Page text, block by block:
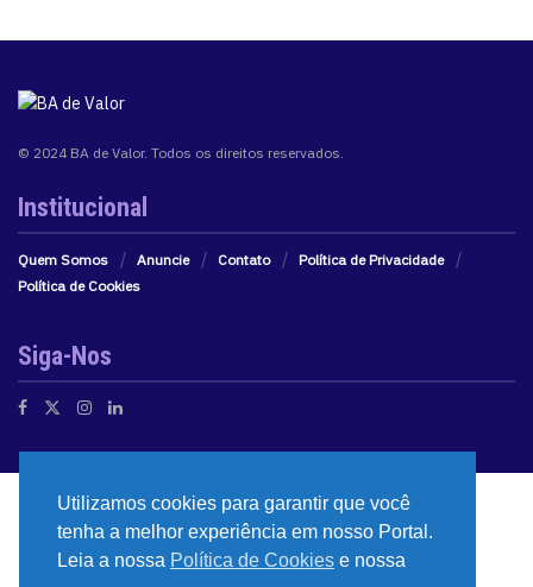
© 2024 BA de Valor. Todos os direitos reservados.
Institucional
Quem Somos Anuncie Contato
Política de Privacidade
Política de Cookies
Siga-Nos
Utilizamos cookies para garantir que você
tenha a melhor experiência em nosso Portal.
Leia a nossa Política de Cookies e nossa